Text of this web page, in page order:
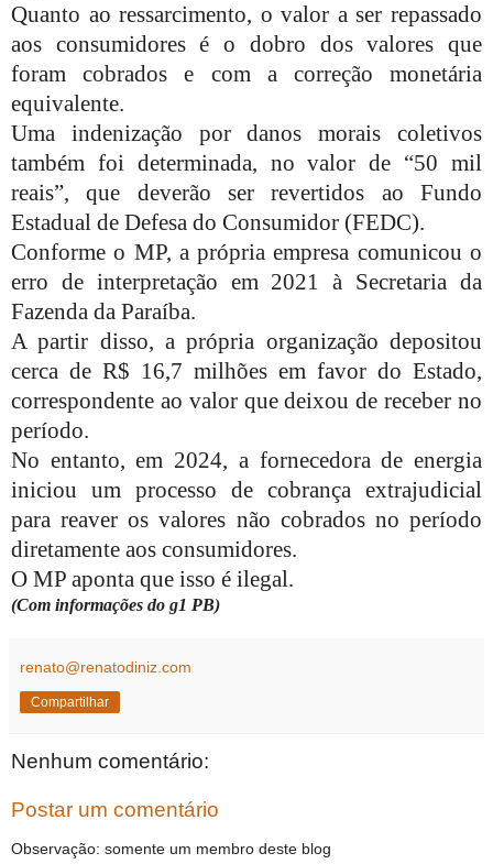
Quanto ao ressarcimento, o valor a ser repassado
aos consumidores é o dobro dos valores que
foram cobrados e com a correção monetária
equivalente.
Uma indenização por danos morais coletivos
também foi determinada, no valor de “50 mil
reais”, que deverão ser revertidos ao Fundo
Estadual de Defesa do Consumidor (FEDC).
Conforme o MP, a própria empresa comunicou o
erro de interpretação em 2021 à Secretaria da
Fazenda da Paraíba.
A partir disso, a própria organização depositou
cerca de R$ 16,7 milhões em favor do Estado,
correspondente ao valor que deixou de receber no
período.
No entanto, em 2024, a fornecedora de energia
iniciou um processo de cobrança extrajudicial
para reaver os valores não cobrados no período
diretamente aos consumidores.
O MP aponta que isso é ilegal.
(Com informações do g1 PB)
renato@renatodiniz.com
Compartilhar
Nenhum comentário:
Postar um comentário
Observação: somente um membro deste blog